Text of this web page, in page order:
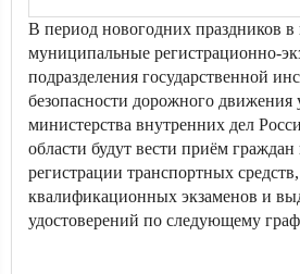
В период новогодних праздников в
муниципальные регистрационно-
подразделения государственной
безопасности дорожного движения
министерства внутренних дел
области будут вести приём
регистрации транспортных
квалификационных экзаменов и
удостоверений по следующему